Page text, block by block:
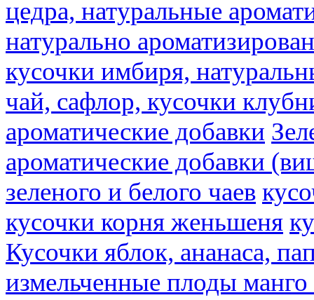
цедра, натуральные
натурально
кусочки имбиря,
чай, сафлор, кусочки
ароматические добавки
ароматические добавки
зеленого и белого чаев
кусочки корня женьшеня
Кусочки яблок, ананаса,
измельченные плоды